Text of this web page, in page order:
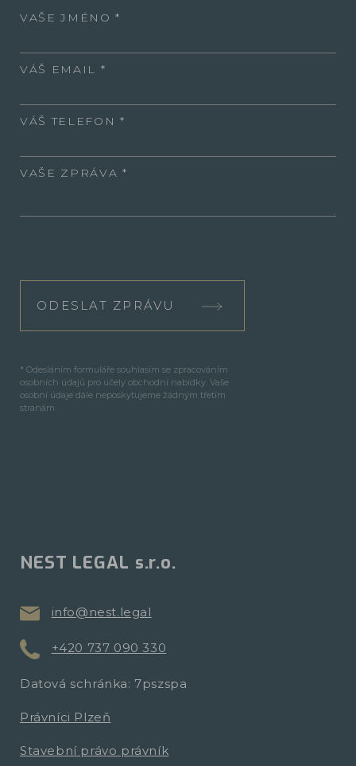
VAŠE JMÉNO
VÁŠ EMAIL
VÁŠ TELEFON
VAŠE ZPRÁVA
ODESLAT ZPRÁVU
* Odesláním formuláře souhlasím se zpracováním
osobních údajů pro účely obchodní nabídky. Vaše
osobní údaje dále neposkytujeme žádným třetím
stranám.
NEST LEGAL s.r.o.
info@nest.legal
+420 737 090 330
Datová schránka: 7pszspa
Právníci Plzeň
Stavební právo právník